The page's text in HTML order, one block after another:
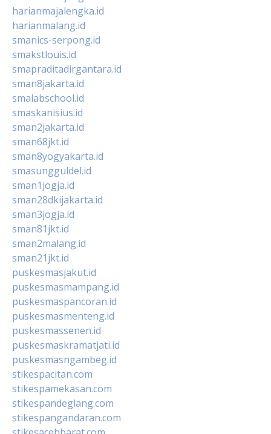
harianmajalengka.id
harianmalang.id
smanics-serpong.id
smakstlouis.id
smapraditadirgantara.id
sman8jakarta.id
smalabschool.id
smaskanisius.id
sman2jakarta.id
sman68jkt.id
sman8yogyakarta.id
smasungguldel.id
sman1jogja.id
sman28dkijakarta.id
sman3jogja.id
sman81jkt.id
sman2malang.id
sman21jkt.id
puskesmasjakut.id
puskesmasmampang.id
puskesmaspancoran.id
puskesmasmenteng.id
puskesmassenen.id
puskesmaskramatjati.id
puskesmasngambeg.id
stikespacitan.com
stikespamekasan.com
stikespandeglang.com
stikespangandaran.com